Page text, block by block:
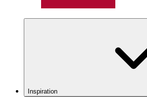
Inspiration